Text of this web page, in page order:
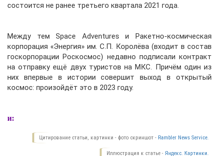
состоится не ранее третьего квартала 2021 года.
Между тем Space Adventures и Ракетно-космическая
корпорация «Энергия» им. С.П. Королёва (входит в состав
госкорпорации Роскосмос) недавно подписали контракт
на отправку ещё двух туристов на МКС. Причём один из
них впервые в истории совершит выход в открытый
космос: произойдёт это в 2023 году.
и:
Цитирование статьи, картинки - фото скриншот - Rambler News Service.
Иллюстрация к статье - Яндекс. Картинки.